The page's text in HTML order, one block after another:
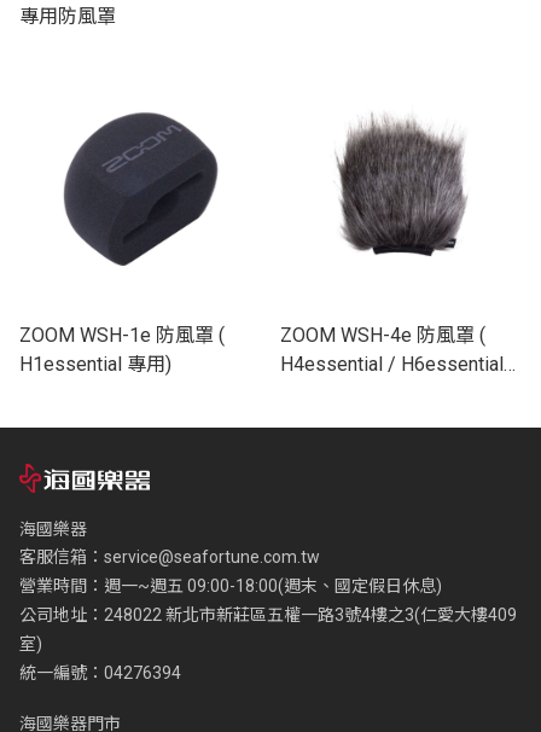
專用防風罩
ZOOM WSH-1e 防風罩 (
H1essential 專用)
ZOOM WSH-4e 防風罩 (
H4essential / H6essential
海國樂器
客服信箱： service@seafortune.com.tw
營業時間：週一~週五 09:00-18:00(週末、國定假日休息)
公司地址：248022 新北市新莊區五權一路3號4樓之3(仁愛大樓409
室)
統一編號：04276394
海國樂器門市